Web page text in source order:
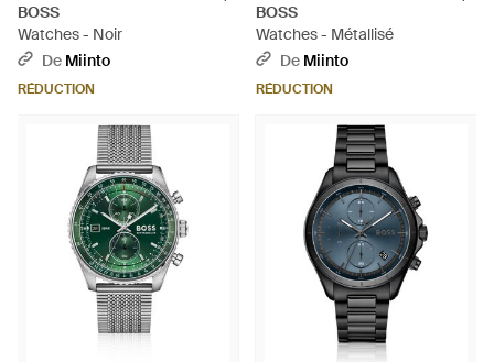
BOSS
Watches - Noir
De Miinto
RÉDUCTION
BOSS
Watches - Métallisé
De Miinto
RÉDUCTION